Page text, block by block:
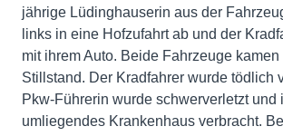
jährige Lüdinghauserin aus der
links in eine Hofzufahrt ab und der
mit ihrem Auto. Beide Fahrzeuge
Stillstand. Der Kradfahrer wurde tödlich
Pkw-Führerin wurde schwerverletzt und
umliegendes Krankenhaus verbracht.